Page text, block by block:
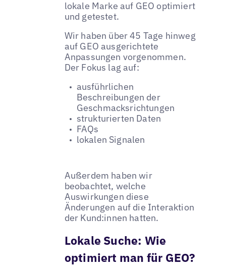
lokale Marke auf GEO optimiert
und getestet.
Wir haben über 45 Tage hinweg
auf GEO ausgerichtete
Anpassungen vorgenommen.
Der Fokus lag auf:
ausführlichen
Beschreibungen der
Geschmacksrichtungen
strukturierten Daten
FAQs
lokalen Signalen
Außerdem haben wir
beobachtet, welche
Auswirkungen diese
Änderungen auf die Interaktion
der Kund:innen hatten.
Lokale Suche: Wie
optimiert man für GEO?